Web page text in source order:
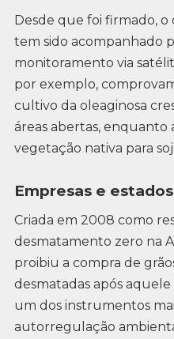
Desde que foi firmado,
tem sido acompanhado
monitoramento via
por exemplo,
cultivo da oleaginosa
áreas abertas, enquanto
vegetação nativa para
Empresas e
Criada em 2008 como
desmatamento zero na
proibiu a compra de
desmatadas após
um dos instrumentos
autorregulação